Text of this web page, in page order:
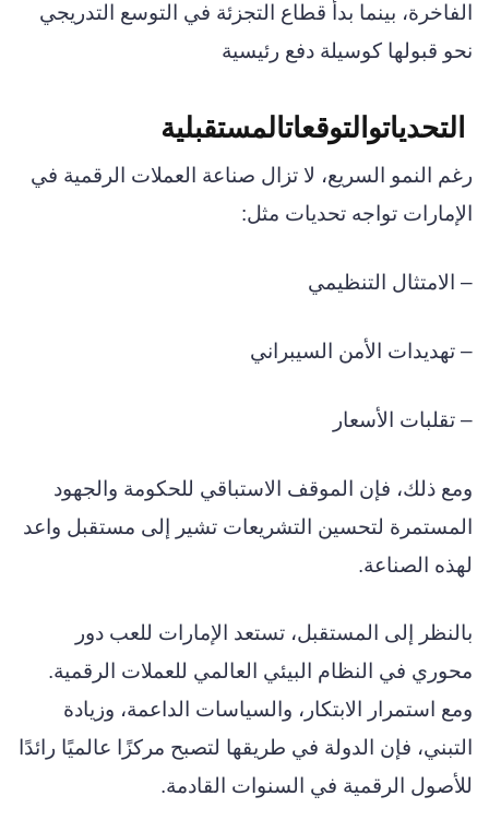
الفاخرة، بينما بدأ قطاع التجزئة في التوسع التدريجي
نحو قبولها كوسيلة دفع رئيسية
التحدياتوالتوقعاتالمستقبلية
رغم النمو السريع، لا تزال صناعة العملات الرقمية في
الإمارات تواجه تحديات مثل:
– الامتثال التنظيمي
– تهديدات الأمن السيبراني
– تقلبات الأسعار
ومع ذلك، فإن الموقف الاستباقي للحكومة والجهود
المستمرة لتحسين التشريعات تشير إلى مستقبل واعد
لهذه الصناعة.
بالنظر إلى المستقبل، تستعد الإمارات للعب دور
محوري في النظام البيئي العالمي للعملات الرقمية.
ومع استمرار الابتكار، والسياسات الداعمة، وزيادة
التبني، فإن الدولة في طريقها لتصبح مركزًا عالميًا رائدًا
للأصول الرقمية في السنوات القادمة.